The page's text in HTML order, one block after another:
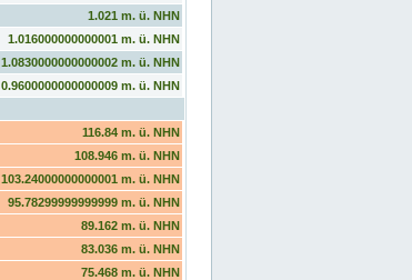
1.021 m. ü. NHN
1.016000000000001 m. ü. NHN
1.0830000000000002 m. ü. NHN
0.9600000000000009 m. ü. NHN
116.84 m. ü. NHN
108.946 m. ü. NHN
103.24000000000001 m. ü. NHN
95.78299999999999 m. ü. NHN
89.162 m. ü. NHN
83.036 m. ü. NHN
75.468 m. ü. NHN